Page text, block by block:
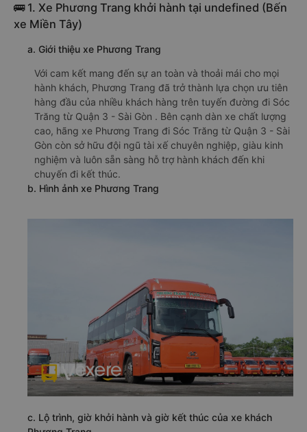
🚌 1. Xe Phương Trang khởi hành tại undefined (Bến
xe Miền Tây)
a. Giới thiệu xe Phương Trang
Với cam kết mang đến sự an toàn và thoải mái cho mọi
hành khách, Phương Trang đã trở thành lựa chọn ưu tiên
hàng đầu của nhiều khách hàng trên tuyến đường đi Sóc
Trăng từ Quận 3 - Sài Gòn . Bên cạnh dàn xe chất lượng
cao, hãng xe Phương Trang đi Sóc Trăng từ Quận 3 - Sài
Gòn còn sở hữu đội ngũ tài xế chuyên nghiệp, giàu kinh
nghiệm và luôn sẵn sàng hỗ trợ hành khách đến khi
chuyến đi kết thúc.
b. Hình ảnh xe Phương Trang
c. Lộ trình, giờ khởi hành và giờ kết thúc của xe khách